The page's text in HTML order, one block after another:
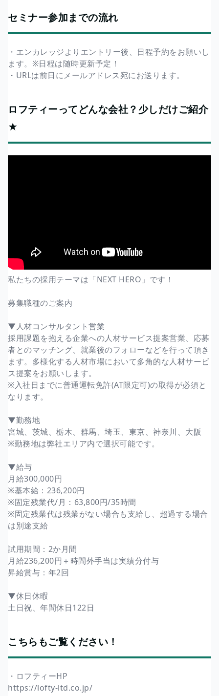
セミナー参加までの流れ
・エンカレッジよりエントリー後、日程予約をお願いし
ます。※日程は随時更新予定！
・URLは前日にメールアドレス宛にお送ります。
ロフティーってどんな会社？少しだけご紹介
★
私たちの採用テーマは「NEXT HERO」です！
募集職種のご案内
▼人材コンサルタント営業
採用課題を抱える企業への人材サービス提案営業、応募
者とのマッチング、就業後のフォローなどを行って頂き
ます。多様化する人材市場において多角的な人材サービ
ス提案をお願いします。
※入社日までに普通運転免許(AT限定可)の取得が必須と
なります。
▼勤務地
宮城、茨城、栃木、群馬、埼玉、東京、神奈川、大阪
※勤務地は弊社エリア内で選択可能です。
▼給与
月給300,000円
※基本給：236,200円
※固定残業代/月：63,800円/35時間
※固定残業代は残業がない場合も支給し、超過する場合
は別途支給
試用期間：2か月間
月給236,200円＋時間外手当は実績分付与
昇給賞与：年2回
▼休日休暇
土日祝、年間休日122日
こちらもご覧ください！
・ロフティーHP
https://lofty-ltd.co.jp/